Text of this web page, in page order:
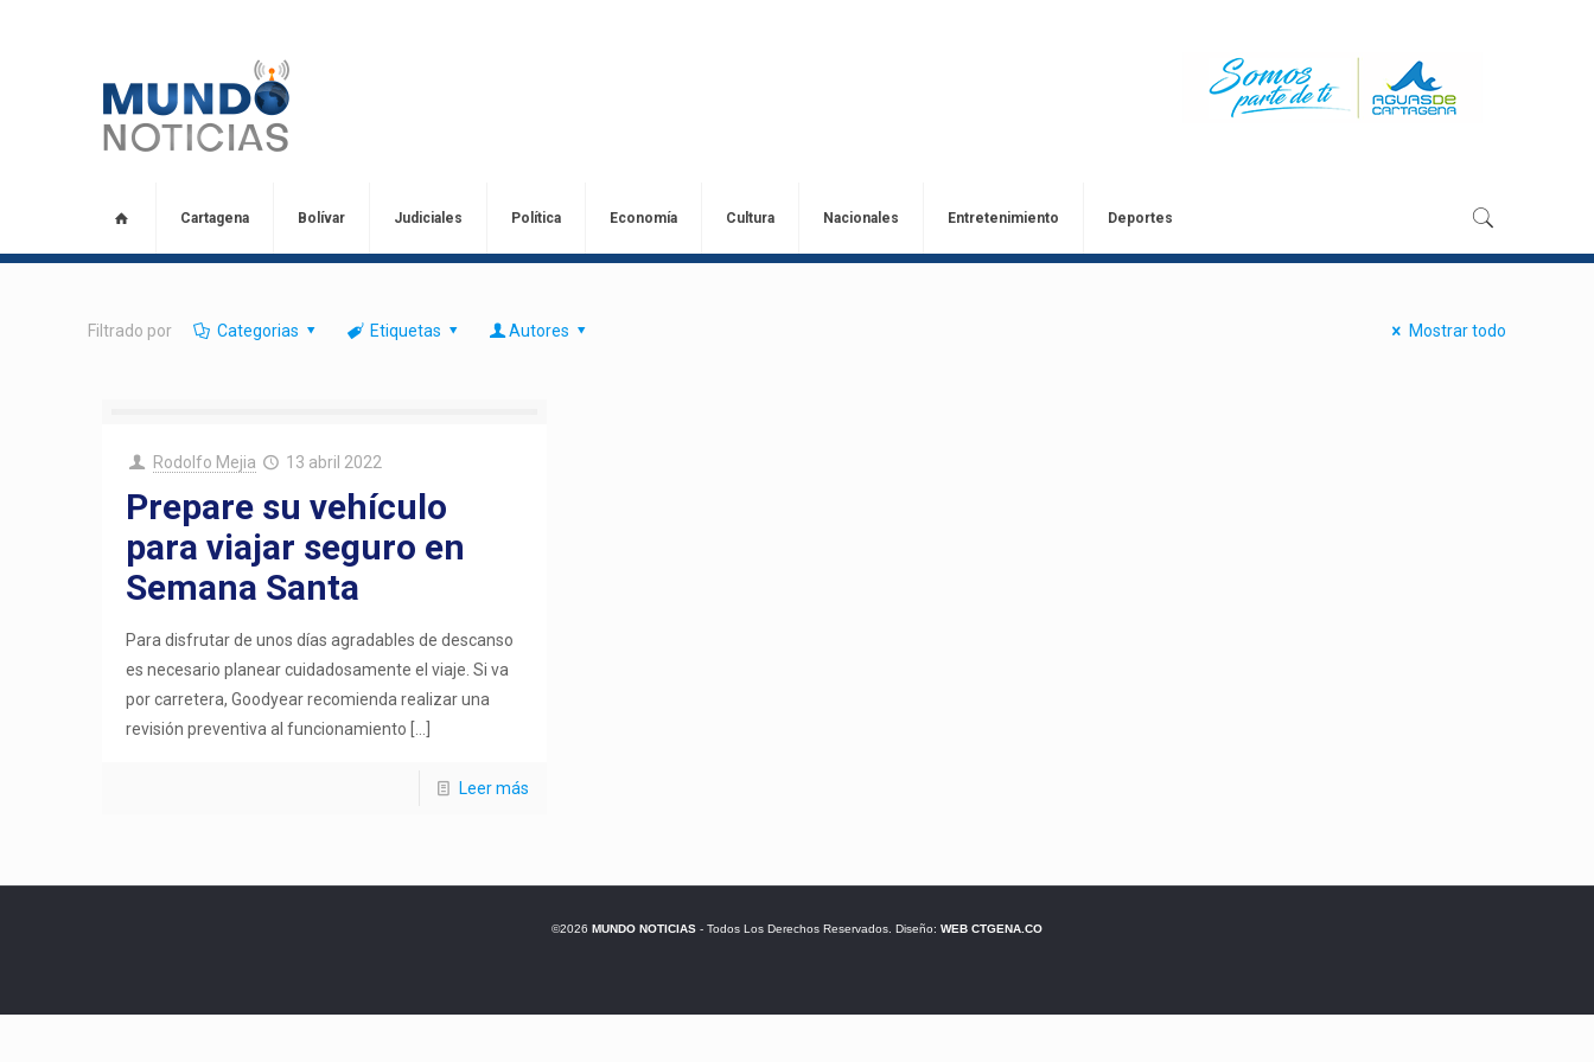
Cartagena Bolívar Judiciales Política Economía Cultura Nacionales Entretenimiento Deportes
Filtrado por Categorias Etiquetas Autores Mostrar todo
Rodolfo Mejia 13 abril 2022
Prepare su vehículo
para viajar seguro en
Semana Santa
Para disfrutar de unos días agradables de descanso
es necesario planear cuidadosamente el viaje. Si va
por carretera, Goodyear recomienda realizar una
revisión preventiva al funcionamiento
Leer más
©2026 MUNDO NOTICIAS- Todos Los Derechos Reservados. Diseño: WEB CTGENA.CO